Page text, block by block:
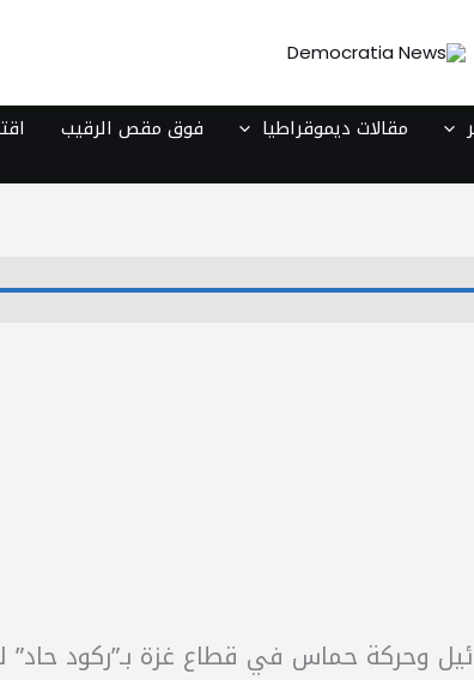
مقالات ديموقراطيا فوق مقص الرقيب
وحركة حماس في قطاع غزة بـ”ركود حاد”